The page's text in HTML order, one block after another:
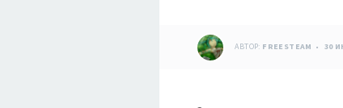
АВТОР: FREESTEAM 30